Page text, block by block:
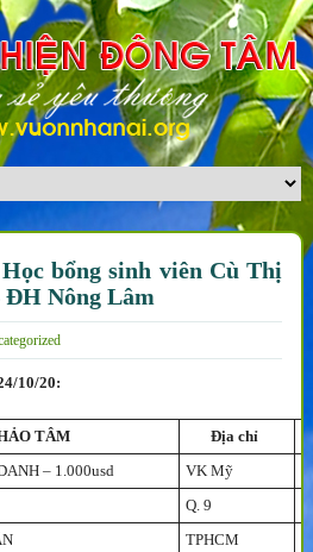
bổng sinh viên Cù Thị
ĐH Nông Lâm
10/20:
TÂM
Địa chỉ
– 1.000usd VK Mỹ
Q. 9
TPHCM